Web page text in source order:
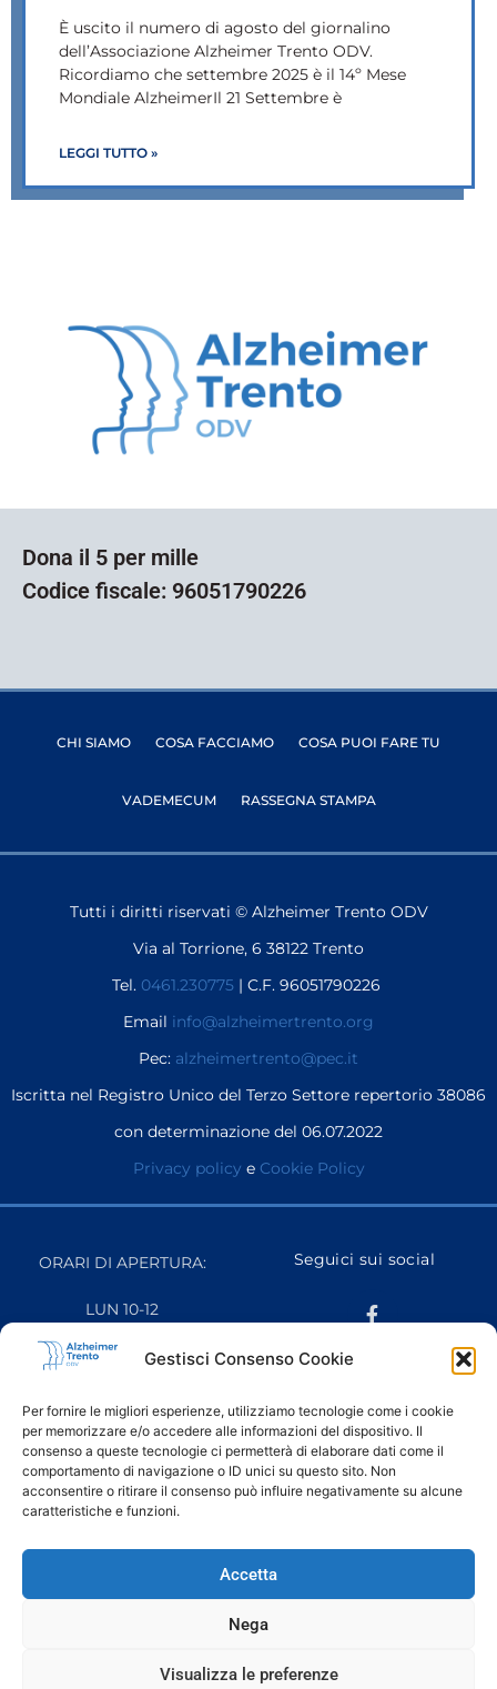
Gestisci Consenso Cookie
Per fornire le migliori esperienze, utilizziamo tecnologie come i cookie
per memorizzare e/o accedere alle informazioni del dispositivo. Il
consenso a queste tecnologie ci permetterà di elaborare dati come il
comportamento di navigazione o ID unici su questo sito. Non
acconsentire o ritirare il consenso può influire negativamente su alcune
caratteristiche e funzioni.
Accetta
Nega
Visualizza le preferenze
È uscito il numero di agosto del giornalino
dell’Associazione Alzheimer Trento ODV.
Ricordiamo che settembre 2025 è il 14º Mese
Mondiale AlzheimerIl 21 Settembre è
LEGGI TUTTO »
Dona il 5 per mille
Codice fiscale: 96051790226
CHI SIAMO COSA FACCIAMO COSA PUOI FARE TU
VADEMECUM RASSEGNA STAMPA
Tutti i diritti riservati © Alzheimer Trento ODV
Via al Torrione, 6 38122 Trento
Tel. 0461.230775 | C.F. 96051790226
Email info@alzheimertrento.org
Pec: alzheimertrento@pec.it
Iscritta nel Registro Unico del Terzo Settore repertorio 38086
con determinazione del 06.07.2022
Privacy policy e Cookie Policy
ORARI DI APERTURA:
LUN 10-12
MER CHIUSO
VEN 10-12
SAB CHIUSO
DOM CHIUSO
Seguici sui social
Ringraziamo il fotografo Luca Chistè per le fotografie
scattate in occasione del progetto “
pubblicate in questo sito web.